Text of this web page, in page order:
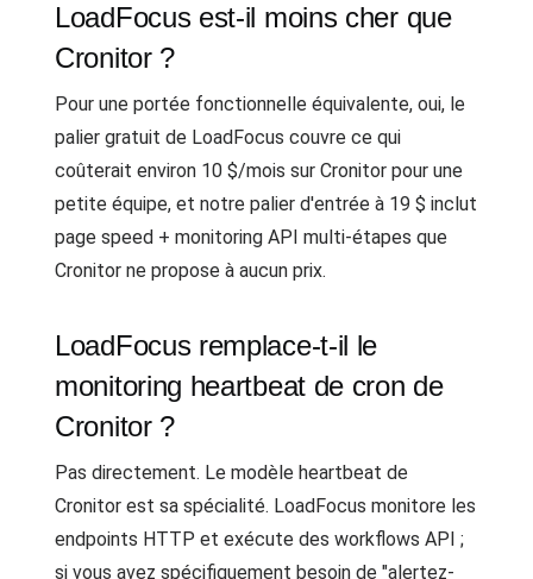
LoadFocus est-il moins cher que
Cronitor ?
Pour une portée fonctionnelle équivalente, oui, le
palier gratuit de LoadFocus couvre ce qui
coûterait environ 10 $/mois sur Cronitor pour une
petite équipe, et notre palier d'entrée à 19 $ inclut
page speed + monitoring API multi-étapes que
Cronitor ne propose à aucun prix.
LoadFocus remplace-t-il le
monitoring heartbeat de cron de
Cronitor ?
Pas directement. Le modèle heartbeat de
Cronitor est sa spécialité. LoadFocus monitore les
endpoints HTTP et exécute des workflows API ;
si vous avez spécifiquement besoin de "alertez-